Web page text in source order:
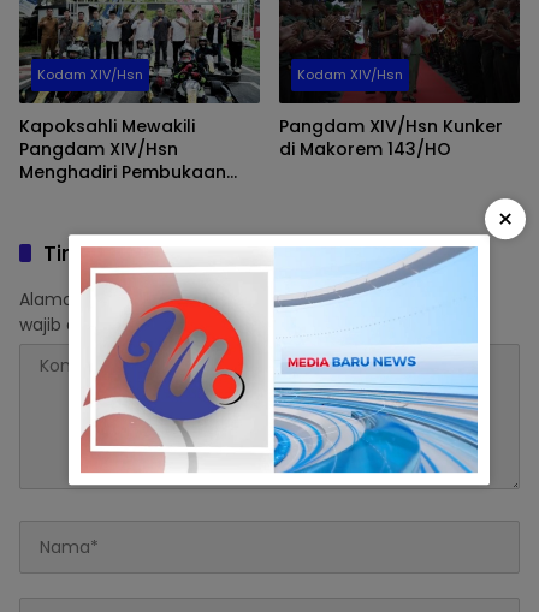
Kodam XIV/Hsn
Kapoksahli Mewakili
Pangdam XIV/Hsn
Menghadiri Pembukaan
Competition Ramadhan
Fun Race
Kodam XIV/Hsn
Pangdam XIV/Hsn Kunker
di Makorem 143/HO
Tinggalkan Balasan
Alamat email Anda tidak akan dipublikasikan.
wajib ditandai*
×